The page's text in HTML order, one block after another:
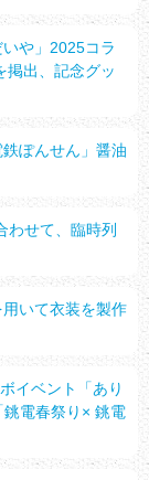
や」2025コラ
掲出、記念グッ
ぽんせん」醤油
わせて、臨時列
いて衣装を製作
イベント「あり
電春祭り× 銚電